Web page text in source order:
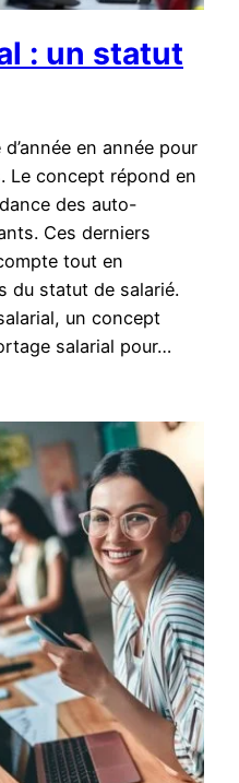
: un statut
en année pour
Le concept répond en
des auto-
Ces derniers
tout en
du statut de salarié.
un concept
salarial pour…